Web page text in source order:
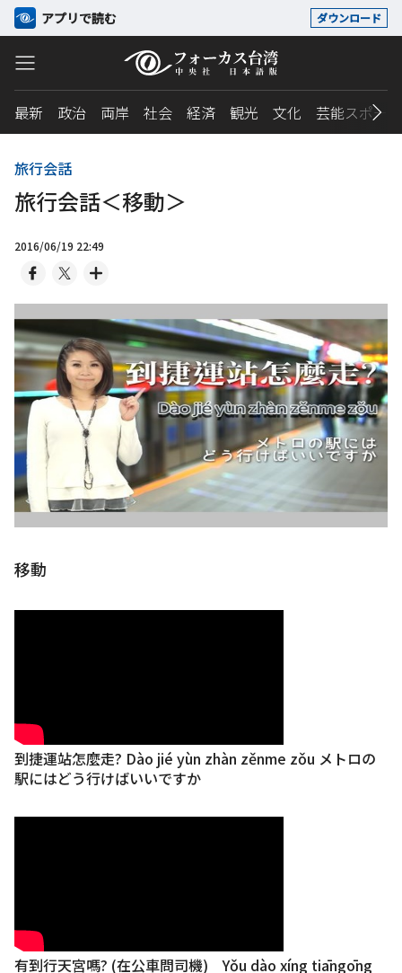
アプリで読む ダウンロード
最新 政治 両岸 社会 経済 観光 文化 芸能スポーツ
旅行会話
旅行会話＜移動＞
2016/06/19 22:49
移動
到捷運站怎麼走? Dào jié yùn zhàn zěnme zǒu メトロの
駅にはどう行けばいいですか
有到行天宮嗎? (在公車問司機) Yǒu dào xíng tiāngōng